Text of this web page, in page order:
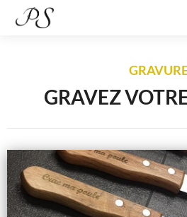
GRAVEZ